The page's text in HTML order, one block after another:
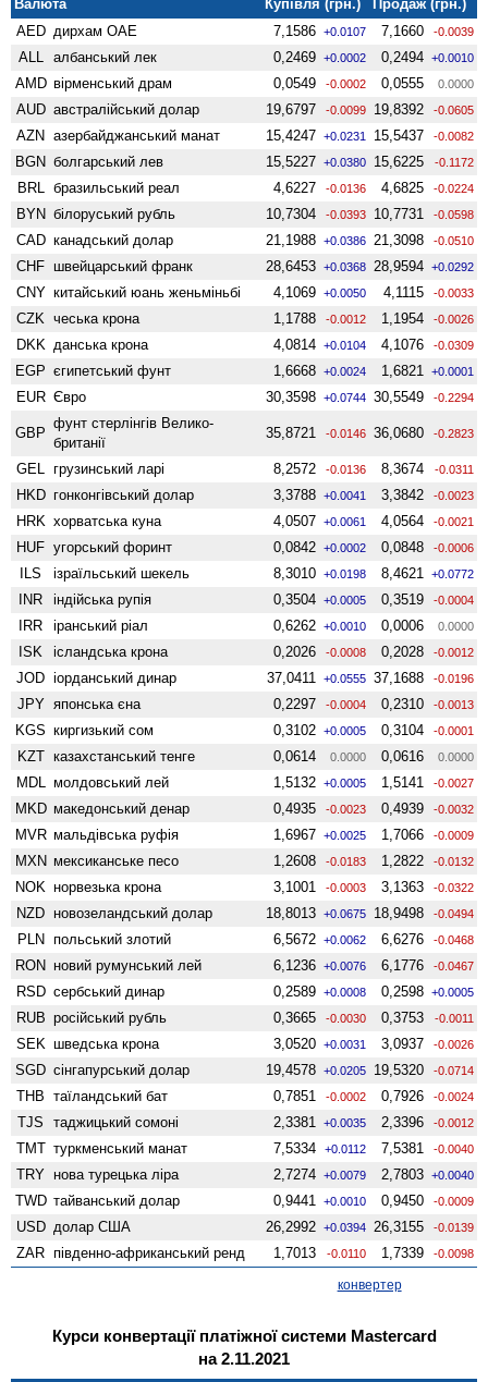
Валюта Купівля (грн.)
Продаж (грн.)
AED дирхам ОАЕ 7,1586 +0.0107 7,1660 -0.0039
ALL албанський лек 0,2469 +0.0002 0,2494 +0.0010
AMD вiрменський драм 0,0549 -0.0002 0,0555 0.0000
AUD австралійський долар 19,6797 -0.0099 19,8392 -0.0605
AZN азербайджанський манат 15,4247 +0.0231 15,5437 -0.0082
BGN болгарський лев 15,5227 +0.0380 15,6225 -0.1172
BRL бразильський реал 4,6227 -0.0136 4,6825 -0.0224
BYN білоруський рубль 10,7304 -0.0393 10,7731 -0.0598
CAD канадський долар 21,1988 +0.0386 21,3098 -0.0510
CHF швейцарський франк 28,6453 +0.0368 28,9594 +0.0292
CNY китайський юань женьмiньбi 4,1069 +0.0050 4,1115 -0.0033
CZK чеська крона 1,1788 -0.0012 1,1954 -0.0026
DKK данська крона 4,0814 +0.0104 4,1076 -0.0309
EGP єгипетський фунт 1,6668 +0.0024 1,6821 +0.0001
EUR Євро 30,3598 +0.0744 30,5549 -0.2294
GBP
фунт стерлінгів Велико­
британії
35,8721 -0.0146 36,0680 -0.2823
GEL грузинський ларі 8,2572 -0.0136 8,3674 -0.0311
HKD гонконгівський долар 3,3788 +0.0041 3,3842 -0.0023
HRK хорватська куна 4,0507 +0.0061 4,0564 -0.0021
HUF угорський форинт 0,0842 +0.0002 0,0848 -0.0006
ILS ізраїльський шекель 8,3010 +0.0198 8,4621 +0.0772
INR індійська рупія 0,3504 +0.0005 0,3519 -0.0004
IRR іранський ріал 0,6262 +0.0010 0,0006 0.0000
ISK ісландська крона 0,2026 -0.0008 0,2028 -0.0012
JOD іорданський динар 37,0411 +0.0555 37,1688 -0.0196
JPY японська єна 0,2297 -0.0004 0,2310 -0.0013
KGS киргизький сом 0,3102 +0.0005 0,3104 -0.0001
KZT казахстанський тенге 0,0614 0.0000 0,0616 0.0000
MDL молдовський лей 1,5132 +0.0005 1,5141 -0.0027
MKD македонський денар 0,4935 -0.0023 0,4939 -0.0032
MVR мальдівська руфія 1,6967 +0.0025 1,7066 -0.0009
MXN мексиканське песо 1,2608 -0.0183 1,2822 -0.0132
NOK норвезька крона 3,1001 -0.0003 3,1363 -0.0322
NZD ново­зеландський долар 18,8013 +0.0675 18,9498 -0.0494
PLN польський злотий 6,5672 +0.0062 6,6276 -0.0468
RON новий румунський лей 6,1236 +0.0076 6,1776 -0.0467
RSD сербський динар 0,2589 +0.0008 0,2598 +0.0005
RUB російський рубль 0,3665 -0.0030 0,3753 -0.0011
SEK шведська крона 3,0520 +0.0031 3,0937 -0.0026
SGD сінгапурський долар 19,4578 +0.0205 19,5320 -0.0714
THB таїландський бат 0,7851 -0.0002 0,7926 -0.0024
TJS таджицький сомоні 2,3381 +0.0035 2,3396 -0.0012
TMT туркменський манат 7,5334 +0.0112 7,5381 -0.0040
TRY нова турецька ліра 2,7274 +0.0079 2,7803 +0.0040
TWD тайванський долар 0,9441 +0.0010 0,9450 -0.0009
USD долар США 26,2992 +0.0394 26,3155 -0.0139
ZAR південно-африканський ренд 1,7013 -0.0110 1,7339 -0.0098
конвертер
Курси конвертації платіжної системи Mastercard
на 2.11.2021